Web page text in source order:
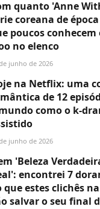
quanto 'Anne
coreana de
poucos conhecem
no elenco
junho de 2026
na Netflix: uma
de 12
como o k-
junho de 2026
'Beleza
encontrei 7
que estes clichês
salvar o seu final